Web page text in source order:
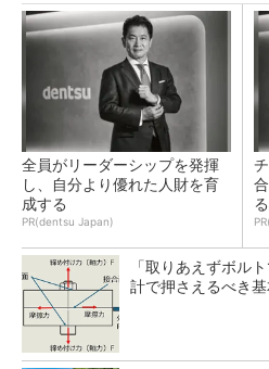
全員がリーダーシップを発揮
し、自分より優れた人財を育
成する
PR(dentsu Japan)
「取りあえずボル
計で押さえるべき基